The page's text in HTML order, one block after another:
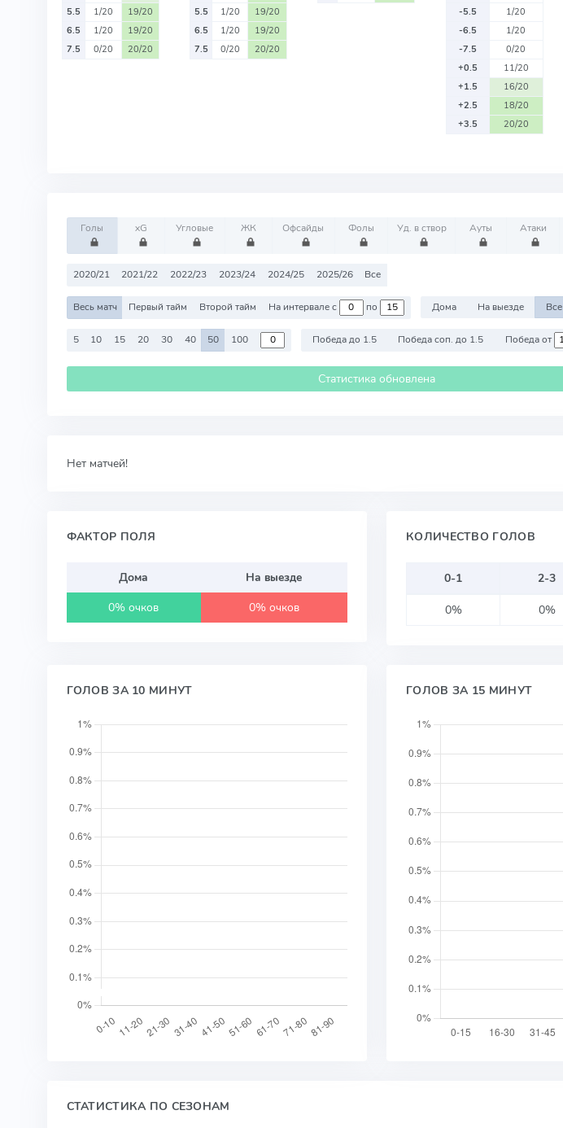
5.5
1/20
19/20
6.5
1/20
19/20
7.5
0/20 20/20
5.5
1/20
19/20
6.5
1/20
19/20
7.5
0/20 20/20
-5.5
1/20
-6.5
1/20
-7.5
0/20
+0.5
11/20
+1.5
16/20
+2.5
18/20
+3.5
20/20
Голы xG Угловые ЖК Офсайды Фолы Уд. в створ Ауты Атаки
2020/21 2021/22 2022/23 2023/24 2024/25 2025/26 Все
Весь матч Первый тайм Второй тайм На интервале с по Дома На выезде Все
5 10 15 20 30 40 50 100 Победа до 1.5 Победа соп. до 1.5 Победа от
Статистика обновлена
Нет матчей!
ФАКТОР ПОЛЯ
Дома
На выезде
0% очков
0% очков
КОЛИЧЕСТВО ГОЛОВ
0-1 2-3
0%
0%
ГОЛОВ ЗА 10 МИНУТ ГОЛОВ ЗА 15 МИНУТ
СТАТИСТИКА ПО СЕЗОНАМ